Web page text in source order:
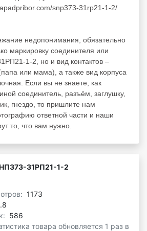
snp373-31rp21-1-2/
недопонимания, обязательно
маркировку соединителя или
1-2, но и вид контактов –
или мама), а также вид корпуса
Если вы не знаете, как
соединитель, разъём, заглушку,
гнездо, то пришлите нам
ответной части и наши
то, что вам нужно.
31РП21-1-2
1173
586
товара обновляется 1 раз в